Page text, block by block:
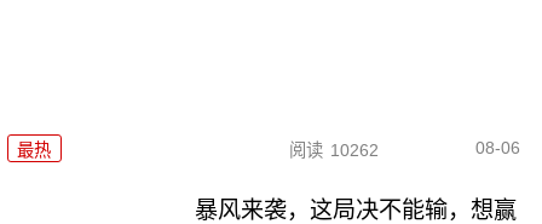
最热 阅读 10262 08-06
暴风来袭，这局决不能输，想赢